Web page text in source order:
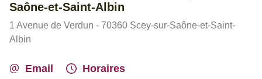
Saône-et-Saint-Albin
1 Avenue de Verdun - 70360 Scey-sur-Saône-et-Saint-
Albin
Email Horaires